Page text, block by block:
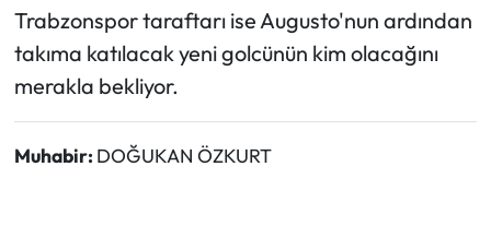
Trabzonspor taraftarı ise Augusto'nun ardından
takıma katılacak yeni golcünün kim olacağını
merakla bekliyor.
Muhabir: DOĞUKAN ÖZKURT